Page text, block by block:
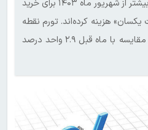
به طور میانگین ۴۵.۳ درصد بیشتر از شهریور ماه ۱۴۰۳ برای خرید
هزینه کرده‌اند. تورم نقطه
به نقطه شهریور ماه ۱۴۰۴ در مقایسه با ماه قبل ۲.۹ واحد درصد